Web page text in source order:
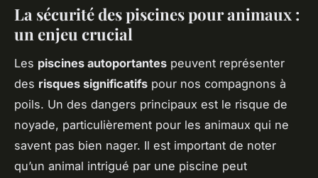
La sécurité des piscines pour animaux :
un enjeu crucial
Les piscines autoportantes peuvent représenter
des risques significatifs pour nos compagnons à
poils. Un des dangers principaux est le risque de
noyade, particulièrement pour les animaux qui ne
savent pas bien nager. Il est important de noter
qu’un animal intrigué par une piscine peut